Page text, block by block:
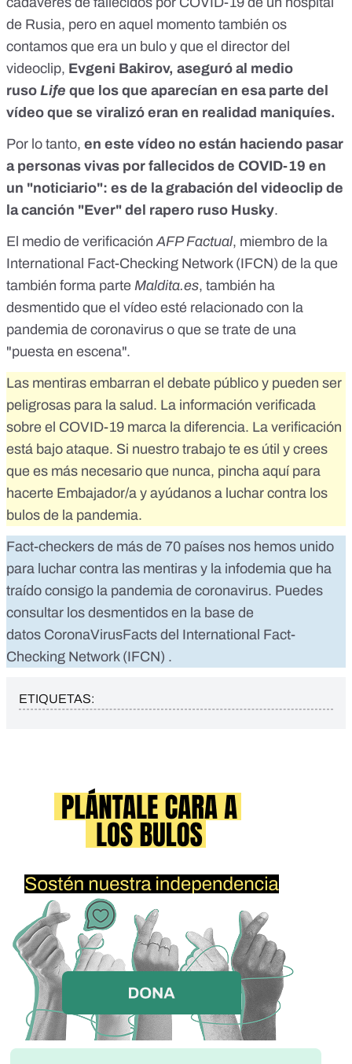
de Rusia, pero en aquel momento también os
contamos que era un bulo y que el director del
videoclip, Evgeni Bakirov, aseguró al medio
ruso Life que los que aparecían en esa parte del
vídeo que se viralizó eran en realidad maniquíes.
Por lo tanto, en este vídeo no están haciendo pasar
a personas vivas por fallecidos de COVID-19 en
un "noticiario": es de la grabación del videoclip de
la canción "Ever" del rapero ruso Husky.
El medio de verificaciónAFP Factual, miembro de la
International Fact-Checking Network (IFCN) de la que
también forma parte Maldita.es, también ha
desmentido que el vídeo esté relacionado con la
pandemia de coronavirus o que se trate de una
"puesta en escena".
Las mentiras embarran el debate público y pueden ser
peligrosas para la salud. La información verificada
sobre el COVID-19 marca la diferencia. La verificación
está bajo ataque. Si nuestro trabajo te es útil y crees
que es más necesario que nunca, pincha aquí para
hacerte Embajador/a y ayúdanos a luchar contra los
bulos de la pandemia.
Fact-checkers de más de 70 países nos hemos unido
para luchar contra las mentiras y la infodemia que ha
traído consigo la pandemia de coronavirus. Puedes
consultar los desmentidos en la base de
datos CoronaVirusFacts del International Fact-
Checking Network (IFCN) .
ETIQUETAS: